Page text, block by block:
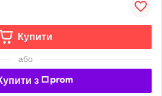
Купити
або
з